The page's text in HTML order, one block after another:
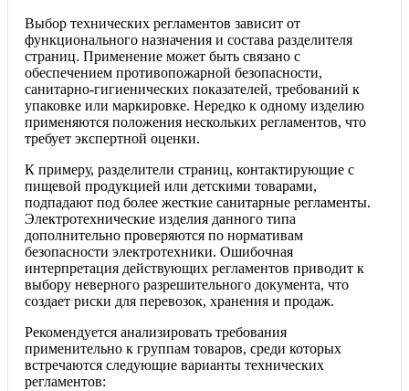
Выбор технических регламентов зависит от
функционального назначения и состава разделителя
страниц. Применение может быть связано с
обеспечением противопожарной безопасности,
санитарно-гигиенических показателей, требований к
упаковке или маркировке. Нередко к одному изделию
применяются положения нескольких регламентов, что
требует экспертной оценки.
К примеру, разделители страниц, контактирующие с
пищевой продукцией или детскими товарами,
подпадают под более жесткие санитарные регламенты.
Электротехнические изделия данного типа
дополнительно проверяются по нормативам
безопасности электротехники. Ошибочная
интерпретация действующих регламентов приводит к
выбору неверного разрешительного документа, что
создает риски для перевозок, хранения и продаж.
Рекомендуется анализировать требования
применительно к группам товаров, среди которых
встречаются следующие варианты технических
регламентов: